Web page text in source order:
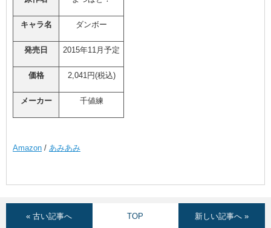
キャラ名 ダンボー
発売日 2015年11月予定
価格 2,041円(税込)
メーカー 千値練
Amazon / あみあみ
« 古い記事へ TOP 新しい記事へ »